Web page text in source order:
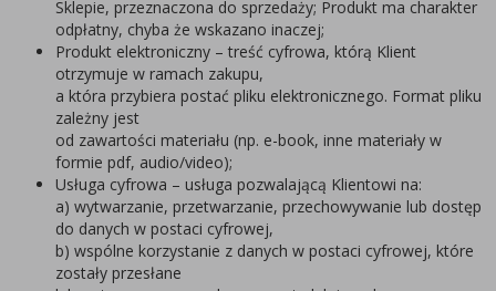
Sklepie, przeznaczona do sprzedaży; Produkt ma charakter
odpłatny, chyba że wskazano inaczej;
Produkt elektroniczny – treść cyfrowa, którą Klient
otrzymuje w ramach zakupu,
a która przybiera postać pliku elektronicznego. Format pliku
zależny jest
od zawartości materiału (np. e-book, inne materiały w
formie pdf, audio/video);
Usługa cyfrowa – usługa pozwalającą Klientowi na:
a) wytwarzanie, przetwarzanie, przechowywanie lub dostęp
do danych w postaci cyfrowej,
b) wspólne korzystanie z danych w postaci cyfrowej, które
zostały przesłane